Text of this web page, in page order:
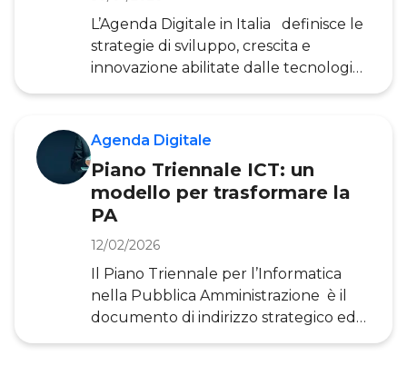
valutarne lo stato dell’arte ? L’Agenda
Digitale definisce le strategie di sv
L’Agenda Digitale in Italia definisce le
strategie di sviluppo, crescita e
innovazione abilitate dalle tecnologie
digitali sia a livello nazionale che
Amministrazione e, a partire da
digitale tra imprese e cittadini. Tra i
diversi piani che si sono avvicendati sul
tema, proviamo a capire obiettivi e
ambiti di intervento dell’Agenda
Digitale italiana. In questo articolo,
attraverso la ricerca dell’Oss
Agenda Digitale
Piano Triennale ICT: un
modello per trasformare la
PA
12/02/2026
Il Piano Triennale per l’Informatica
nella Pubblica Amministrazione è il
documento di indirizzo strategico ed
economico che detta le regole e i